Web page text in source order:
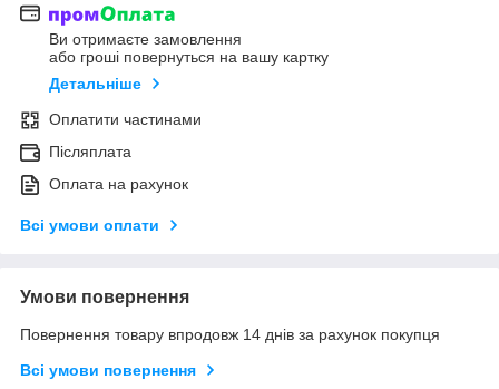
Ви отримаєте замовлення
або гроші повернуться на вашу картку
Детальніше
Оплатити частинами
Післяплата
Оплата на рахунок
Всі умови оплати
Умови повернення
Повернення товару впродовж 14 днів за рахунок покупця
Всі умови повернення